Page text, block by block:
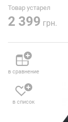
Товар устарел
2 399 грн.
в сравнение
в список